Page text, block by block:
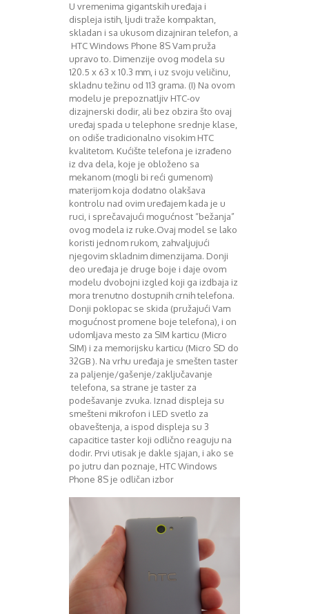
Zanimljivosti
Juli 2013
August 2013
Septembar 2013
Oktobar 2013
Novembar 2013
Januar 2014
Februar 2014
Mart 2014
April 2014
Juni 2014
Juli 2014
August 2014
Septembar 2014
Oktobar 2014
Novembar 2014
Decembar 2014
Januar 2015
Februar 2015
Mart 2015
April 2015
Maj 2015
Juni 2015
Septembar 2015
Oktobar 2015
Novembar 2015
Decembar 2015
Januar 2016
August 2016
Septembar 2016
Oktobar 2016
U vremenima gigantskih uređaja i
displeja istih, ljudi traže kompaktan,
skladan i sa ukusom dizajniran telefon, a
HTC Windows Phone 8S Vam pruža
upravo to. Dimenzije ovog modela su
120.5 x 63 x 10.3 mm, i uz svoju veličinu,
skladnu težinu od 113 grama. (I) Na ovom
modelu je prepoznatljiv HTC-ov
dizajnerski dodir, ali bez obzira što ovaj
uređaj spada u telephone srednje klase,
on odiše tradicionalno visokim HTC
kvalitetom. Kućište telefona je izrađeno
iz dva dela, koje je obloženo sa
mekanom (mogli bi reći gumenom)
materijom koja dodatno olakšava
kontrolu nad ovim uređajem kada je u
ruci, i sprečavajući mogućnost “bežanja”
ovog modela iz ruke.Ovaj model se lako
koristi jednom rukom, zahvaljujući
njegovim skladnim dimenzijama. Donji
deo uređaja je druge boje i daje ovom
modelu dvobojni izgled koji ga izdbaja iz
mora trenutno dostupnih crnih telefona.
Donji poklopac se skida (pružajući Vam
mogućnost promene boje telefona), i on
udomljava mesto za SIM karticu (Micro
SIM) i za memorijsku karticu (Micro SD do
32GB ). Na vrhu uređaja je smešten taster
za paljenje/gašenje/zaključavanje
telefona, sa strane je taster za
podešavanje zvuka. Iznad displeja su
smešteni mikrofon i LED svetlo za
obaveštenja, a ispod displeja su 3
capacitice taster koji odlično reaguju na
dodir. Prvi utisak je dakle sjajan, i ako se
po jutru dan poznaje, HTC Windows
Phone 8S je odličan izbor